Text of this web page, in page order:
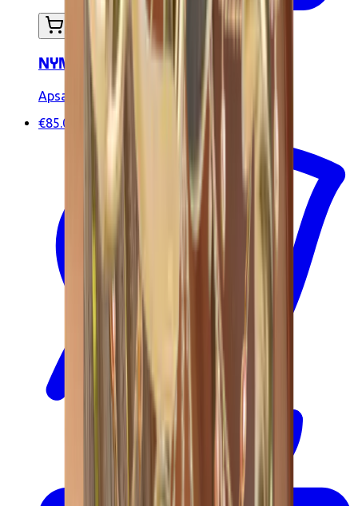
In mijn winkelwagen
NYMPHEA lichaamsketen
Apsara Jewels
€85.00